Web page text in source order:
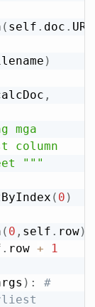
( self . doc . URL
)
,
mga
column
"""
( 0 )
( 0 , self . row)
. row + 1
) :
#